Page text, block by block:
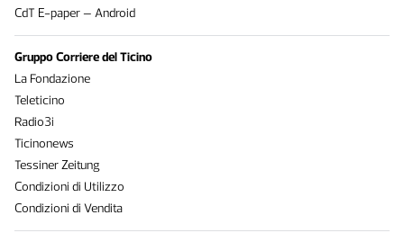
CdT E-paper – Android
Gruppo Corriere del Ticino
La Fondazione
Teleticino
Radio3i
Ticinonews
Tessiner Zeitung
Condizioni di Utilizzo
Condizioni di Vendita